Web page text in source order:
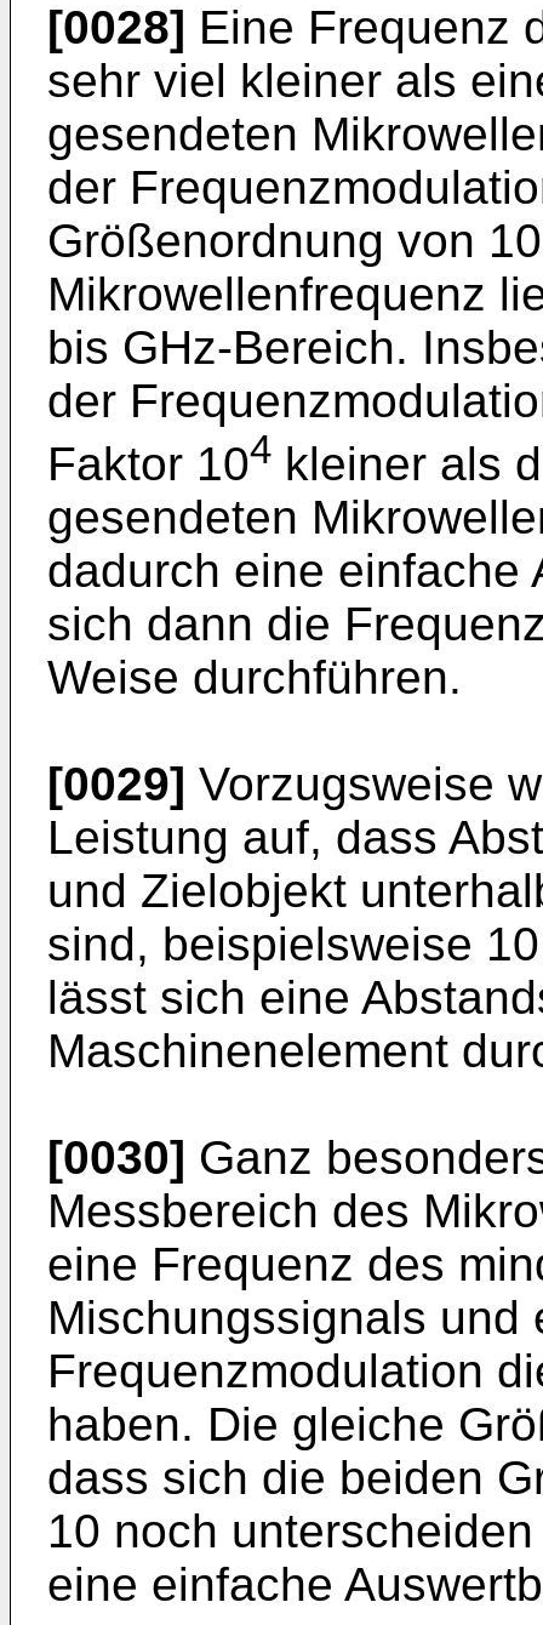
[0028] Eine Frequenz
sehr viel kleiner als
gesendeten
der
Größenordnung von
Mikrowellenfrequenz
bis GHz-Bereich.
der
Faktor 104 kleiner als
gesendeten
dadurch eine einfache
sich dann die
Weise durchführen.
[0029] Vorzugsweise
Leistung auf, dass
und Zielobjekt
sind, beispielsweise
lässt sich eine
Maschinenelement
[0030] Ganz
Messbereich des
eine Frequenz des
Mischungssignals und
Frequenzmodulation
haben. Die gleiche
dass sich die beiden
10 noch
eine einfache